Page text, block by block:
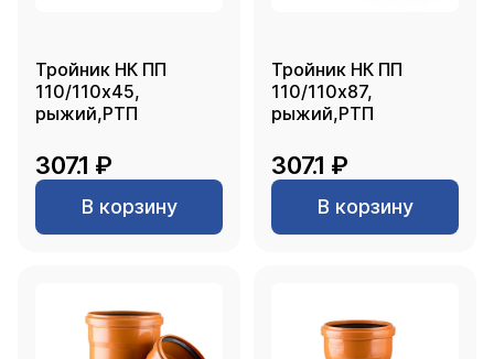
Тройник НК ПП
110/110х45,
рыжий,РТП
307.1 ₽
В корзину
Тройник НК ПП
110/110х87,
рыжий,РТП
307.1 ₽
В корзину